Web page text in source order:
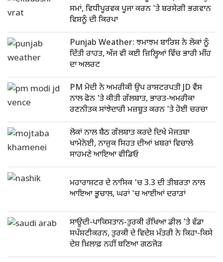
ਸਮਾਂ, ਵਿਧੀਪੂਰਵਕ ਪੂਜਾ ਕਰਨ 'ਤੇ ਬਰਸੇਗੀ ਭਗਵਾਨ
ਵਿਸ਼ਨੂੰ ਦੀ ਕਿਰਪਾ
Punjab Weather: ਝਮਾਝਮ ਬਾਰਿਸ਼ ਨੇ ਲੋਕਾਂ ਨੂੰ
ਦਿੱਤੀ ਰਾਹਤ, ਅੱਜ ਵੀ ਕਈ ਜ਼ਿਲ੍ਹਿਆਂ ਵਿੱਚ ਭਾਰੀ ਮੀਂਹ
ਦਾ ਅਲਰਟ
PM ਮੋਦੀ ਨੇ ਅਮਰੀਕੀ ਉਪ ਰਾਸ਼ਟਰਪਤੀ JD ਵੈਂਸ
ਨਾਲ ਫੋਨ 'ਤੇ ਕੀਤੀ ਗੱਲਬਾਤ, ਭਾਰਤ-ਅਮਰੀਕਾ
ਰਣਨੀਤਕ ਸਾਂਝੇਦਾਰੀ ਮਜ਼ਬੂਤ ਕਰਨ 'ਤੇ ਹੋਈ ਚਰਚਾ
ਲੋਕਾਂ ਨਾਲ ਬੈਠ ਗੱਲਬਾਤ ਕਰਦੇ ਦਿਖੇ ਮੋਜਤਬਾ
ਖਾਮੇਨੇਈ, ਨਾਜ਼ੁਕ ਸਿਹਤ ਦੀਆਂ ਖ਼ਬਰਾਂ ਵਿਚਾਲੇ
ਸਾਹਮਣੇ ਆਇਆ ਵੀਡਿਓ
ਮਹਾਰਾਸ਼ਟਰ ਦੇ ਨਾਸਿਕ ’ਚ 3.3 ਦੀ ਤੀਬਰਤਾ ਨਾਲ
ਆਇਆ ਭੂਚਾਲ, ਘਰਾਂ 'ਚ ਆਈਆਂ ਦਰਾੜਾਂ
ਸਾਊਦੀ-ਪਾਕਿਸਤਾਨ-ਤੁਰਕੀ ਰੱਖਿਆ ਡੀਲ 'ਤੇ ਵੱਡਾ
ਸਪੱਸ਼ਟੀਕਰਨ, ਤੁਰਕੀ ਦੇ ਵਿਦੇਸ਼ ਮੰਤਰੀ ਨੇ ਕਿਹਾ-ਕਿਸੇ
ਦੇਸ਼ ਖ਼ਿਲਾਫ਼ ਨਹੀਂ ਬਣਿਆ ਗਠਜੋੜ